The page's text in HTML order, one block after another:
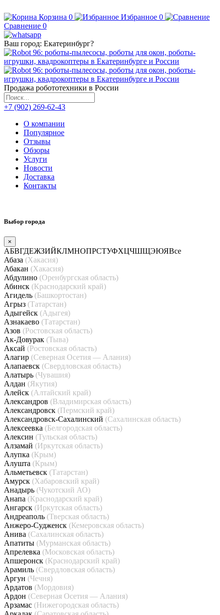
Корзина 0 Избранное 0
Сравнение 0
Ваш город: Екатеринбург?
Продажа робототехники в России
+7 (902) 269-62-43
О компании
Популярное
Отзывы
Обзоры
Услуги
Новости
Доставка
Контакты
Выбор города
×
АБВГДЕЖЗИЙКЛМНОПРСТУФХЦЧШЩЭЮЯВсе
Абаза (Хакасия)
Абакан (Хакасия)
Абдулино (Оренбургская область)
Абинск (Краснодарский край)
Агидель (Башкортостан)
Агрыз (Татарстан)
Адыгейск (Адыгея)
Азнакаево (Татарстан)
Азов (Ростовская область)
Ак-Довурак (Тыва)
Аксай (Ростовская область)
Алагир (Северная Осетия — Алания)
Алапаевск (Свердловская область)
Алатырь (Чувашия)
Алдан (Якутия)
Алейск (Алтайский край)
Александров (Владимирская область)
Александровск (Пермский край)
Александровск-Сахалинский (Сахалинская область)
Алексеевка (Белгородская область)
Алексин (Тульская область)
Алзамай (Иркутская область)
Алупка (Крым)
Алушта (Крым)
Альметьевск (Татарстан)
Амурск (Хабаровский край)
Анадырь (Чукотский АО)
Анапа (Краснодарский край)
Ангарск (Иркутская область)
Андреаполь (Тверская область)
Анжеро-Судженск (Кемеровская область)
Анива (Сахалинская область)
Апатиты (Мурманская область)
Апрелевка (Московская область)
Апшеронск (Краснодарский край)
Арамиль (Свердловская область)
Аргун (Чечня)
Ардатов (Мордовия)
Ардон (Северная Осетия — Алания)
Арзамас (Нижегородская область)